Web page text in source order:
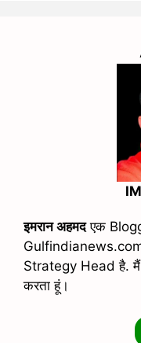
इमरान अहमदएक
Strategy Head है. मैं
करता हूं।